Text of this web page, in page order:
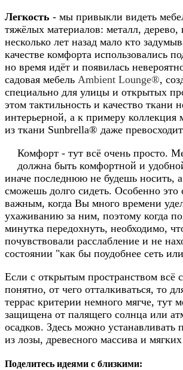
Легкость - мы привыкли видеть
тяжёлых материалов: металл,
несколько лет назад мало кто
качестве комфорта использовались
но время идёт и появилась
садовая мебель Ambient Lounge®,
специально для улицы и открытых
этом тактильность и качество ткани
интерьерной, а к примеру коллекция
из ткани Sunbrella® даже
Комфорт - тут всё очень просто.
должна быть комфортной и
иначе последнюю не будешь носить,
сможешь долго сидеть. Особенно это
важным, когда Вы много времени
ухаживанию за ним, поэтому когда
минутка передохнуть, необходимо,
почувствовали расслабление и не
состоянии "как бы поудобнее сеть
Если с открытым пространством всё
понятно, от чего отталкиваться, то
террас критерии немного мягче, тут
защищена от палящего солнца или
осадков. Здесь можно устанавливать
из лозы, древесного массива и
Поделитесь идеями с близкими: